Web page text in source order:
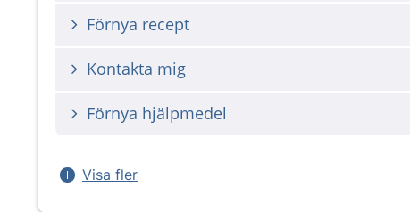
Förnya recept
Kontakta mig
Förnya hjälpmedel
Visa fler